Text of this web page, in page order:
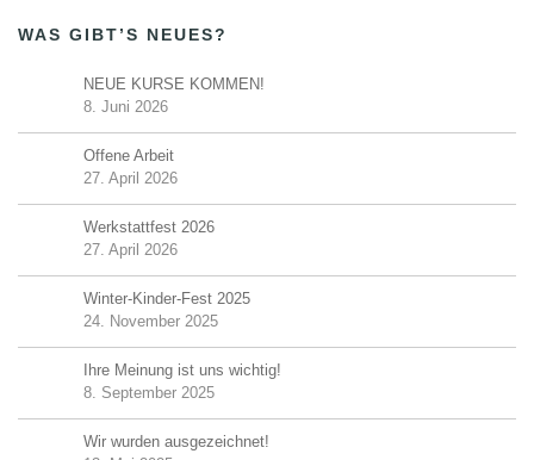
WAS GIBT’S NEUES?
NEUE KURSE KOMMEN!
8. Juni 2026
Offene Arbeit
27. April 2026
Werkstattfest 2026
27. April 2026
Winter-Kinder-Fest 2025
24. November 2025
Ihre Meinung ist uns wichtig!
8. September 2025
Wir wurden ausgezeichnet!